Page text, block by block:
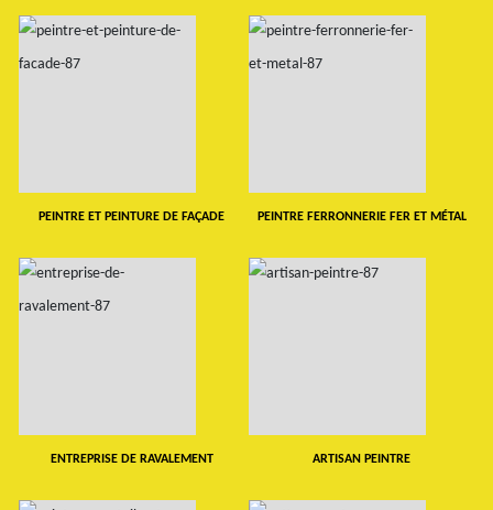
PEINTRE ET PEINTURE DE FAÇADE PEINTRE FERRONNERIE FER ET MÉTAL
ENTREPRISE DE RAVALEMENT ARTISAN PEINTRE